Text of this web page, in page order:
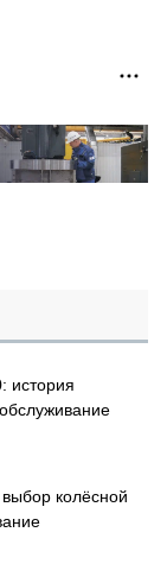
история
выбор колёсной